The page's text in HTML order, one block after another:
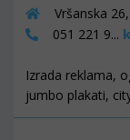
Vršanska
051 221 9...
Izrada reklama,
jumbo plakati,